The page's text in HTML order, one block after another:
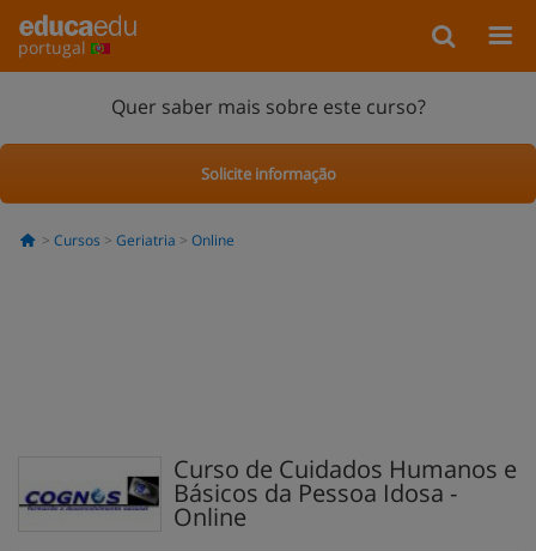
portugal
Quer saber mais sobre este curso?
Solicite informação
Cursos Geriatria Online
Curso de Cuidados Humanos e
Básicos da Pessoa Idosa -
Online